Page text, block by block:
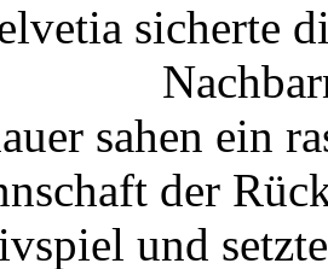
sicherte
sahen ein
der
und